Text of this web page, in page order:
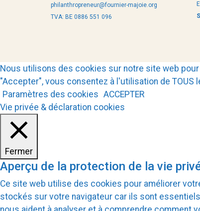
philanthropreneur@fournier-majoie.org
TVA: BE 0886 551 096
Nous utilisons des cookies sur notre site web
"Accepter", vous consentez à l'utilisation de TOUS
Paramètres des cookies ACCEPTER
Vie privée & déclaration cookies
Fermer
Aperçu de la protection de la vie
Ce site web utilise des cookies pour améliorer
stockés sur votre navigateur car ils sont